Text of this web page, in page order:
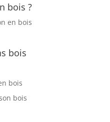
bois ?
bois
bois
bois